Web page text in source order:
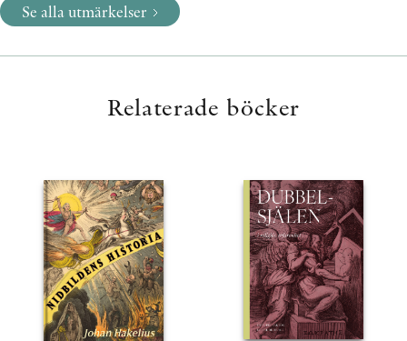
Se alla utmärkelser
Relaterade böcker